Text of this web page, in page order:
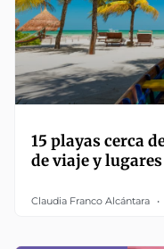
15 playas cerca
de viaje y
Claudia Franco Alcántara